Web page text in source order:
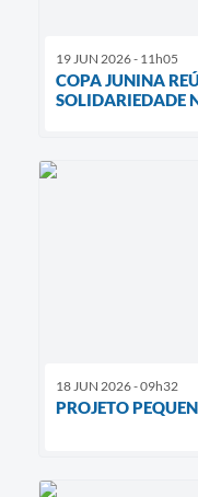
19 JUN 2026 - 11h05
COPA JUNINA
SOLIDARIEDADE
18 JUN 2026 - 09h32
PROJETO